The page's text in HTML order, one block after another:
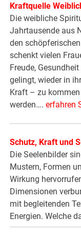
Kraftquelle
Die weibliche
Jahrtausende aus
den
schenkt vielen
Freude,
gelingt, wieder in
Kraft – zu kommen
werden….erfahren
Schutz, Kraft und
Die Seelenbilder
Mustern, Formen
Wirkung
Dimensionen
mit begleitenden
Energien. Welche